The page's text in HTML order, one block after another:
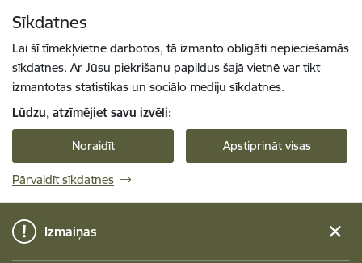
Sīkdatnes
Lai šī tīmekļvietne darbotos, tā izmanto obligāti nepieciešamās
sīkdatnes. Ar Jūsu piekrišanu papildus šajā vietnē var tikt
izmantotas statistikas un sociālo mediju sīkdatnes.
Lūdzu, atzīmējiet savu izvēli:
Noraidīt Apstiprināt visas
Pārvaldīt sīkdatnes
Izmaiņas